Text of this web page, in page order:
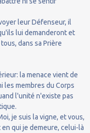
leur Défenseur, il
lui demanderont et
dans sa Prière
la menace vient de
les membres du Corps
l'unité n'existe pas
je suis la vigne, et vous,
qui je demeure, celui-là